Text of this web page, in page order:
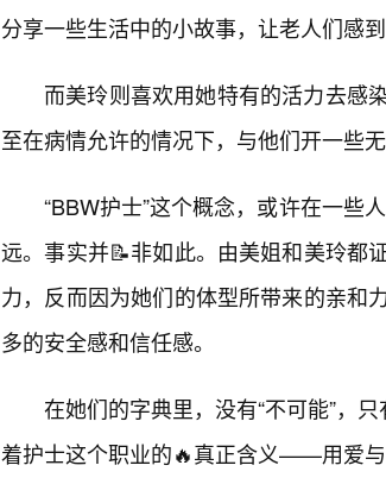
分享一些生活中的小故事，让老人们感到
而美玲则喜欢用她特有的活力去感
至在病情允许的情况下，与他们开一些
“BBW护士”这个概念，或许在一些
远。事实并📝非如此。由美姐和美玲都
力，反而因为她们的体型所带来的亲和
多的安全感和信任感。
在她们的字典里，没有“不可能”，
着护士这个职业的🔥真正含义——用爱与